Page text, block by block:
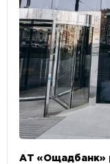
АТ «Ощадбанк»